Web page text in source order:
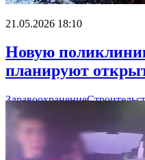
21.05.2026 18:10
Новую
планируют
Здравоохранение